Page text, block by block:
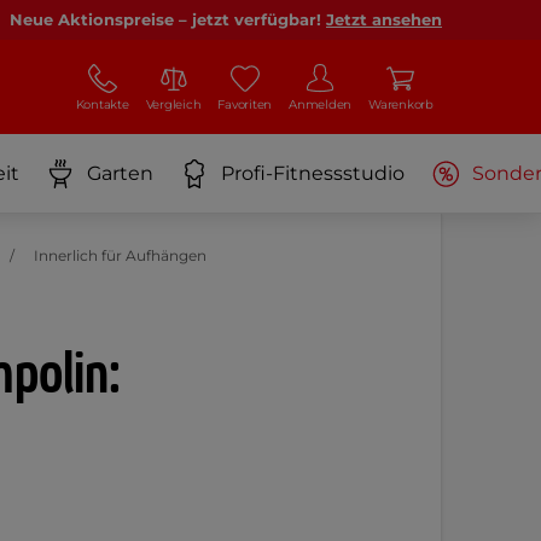
Neue Aktionspreise – jetzt verfügbar! Jetzt ansehen
Kontakte Vergleich Favoriten Anmelden Warenkorb
Garten Profi-Fitnessstudio
Innerlich für Aufhängen